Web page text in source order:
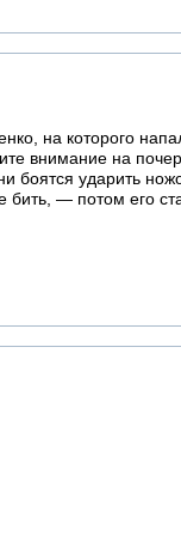
на которого
внимание на
боятся ударить
бить, — потом его